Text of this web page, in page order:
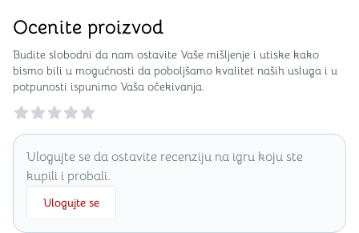
Ocenite proizvod
Budite slobodni da nam ostavite Vaše mišljenje i utiske kako
bismo bili u mogućnosti da poboljšamo kvalitet naših usluga i u
potpunosti ispunimo Vaša očekivanja.
Reviews
Ulogujte se da ostavite recenziju na igru koju ste
kupili i probali.
Ulogujte se